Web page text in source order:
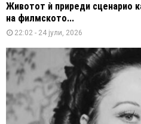
Животот ѝ приреди сценарио
на филмското...
22:02 - 24 јули, 2026